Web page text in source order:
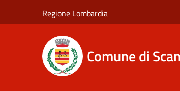
Regione Lombardia
Comune di